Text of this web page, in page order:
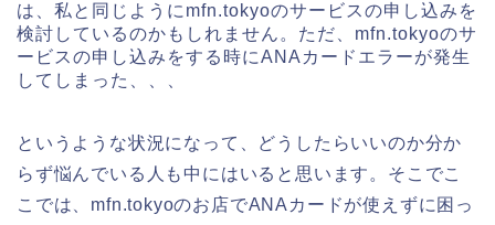
は、私と同じようにmfn.tokyoのサービスの申し込みを
検討しているのかもしれません。ただ、mfn.tokyoのサ
ービスの申し込みをする時にANAカードエラーが発生
してしまった、、、
というような状況になって、どうしたらいいのか分か
らず悩んでいる人も中にはいると思います。そこでこ
こでは、mfn.tokyoのお店でANAカードが使えずに困っ